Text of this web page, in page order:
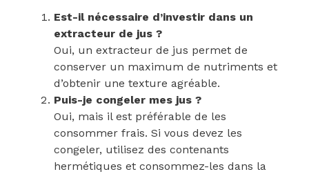
Est-il nécessaire d’investir dans un
extracteur de jus ?
Oui, un extracteur de jus permet de
conserver un maximum de nutriments et
d’obtenir une texture agréable.
Puis-je congeler mes jus ?
Oui, mais il est préférable de les
consommer frais. Si vous devez les
congeler, utilisez des contenants
hermétiques et consommez-les dans la